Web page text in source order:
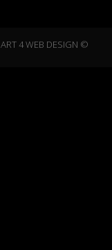
ART 4 WEB DESIGN ©